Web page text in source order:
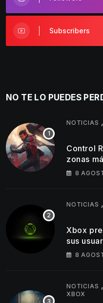
Subscribers
NO TE LO PUEDES
NOTICIAS
Control
zonas
nuevos
8
NOTICIAS
Xbox
sus
cambios
8
NOTICIAS
XBOX